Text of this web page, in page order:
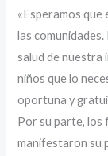
«Esperamos
las
salud de nuestra
niños que lo
oportuna y
Por su parte, los
manifestaron su